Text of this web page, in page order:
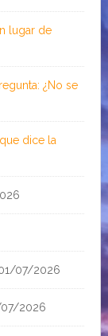
lugar de
¿No se
dice la
07/2026
2026